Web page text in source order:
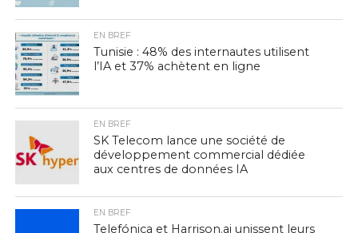
EN BREF
Tunisie : 48% des internautes utilisent
l’IA et 37% achètent en ligne
EN BREF
SK Telecom lance une société de
développement commercial dédiée
aux centres de données IA
EN BREF
Telefónica et Harrison.ai unissent leurs